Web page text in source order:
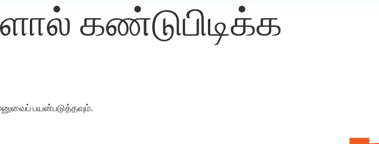
கண்டுபிடிக்க
பயன்படுத்தவும்.